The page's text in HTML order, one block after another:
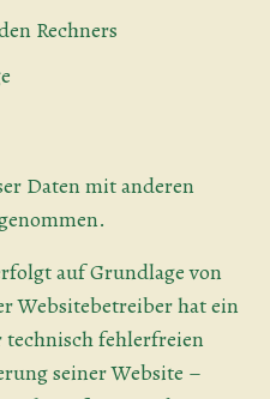
Rechners
Daten mit anderen
auf Grundlage von
Websitebetreiber hat ein
technisch fehlerfreien
seiner Website –